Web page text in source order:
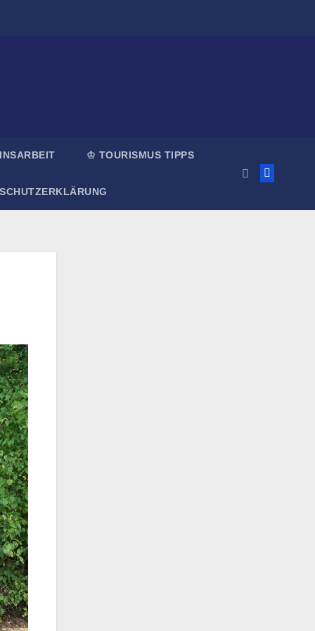
♔ TOURISMUS TIPPS